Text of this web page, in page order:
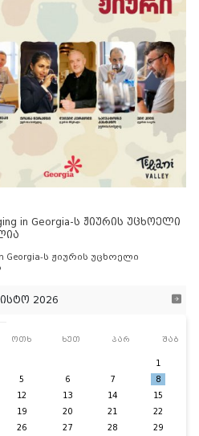
in Georgia-ს ჟიურის უცხოელი
in Georgia-ს ჟიურის უცხოელი
2026
ოთხ ხუთ პარ შაბ
1
5 6 7
8
12 13 14
15
19 20 21
22
26 27 28
29